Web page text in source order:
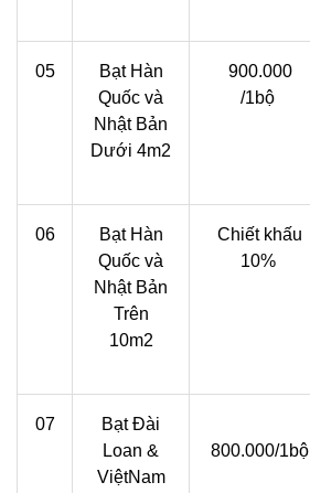
05
Bạt Hàn
Quốc và
Nhật Bản
Dưới 4m2
900.000
/1bộ
06
Bạt Hàn
Quốc và
Nhật Bản
Trên
10m2
Chiết khấu
10%
07
Bạt Đài
Loan &
ViệtNam
800.000/1bộ